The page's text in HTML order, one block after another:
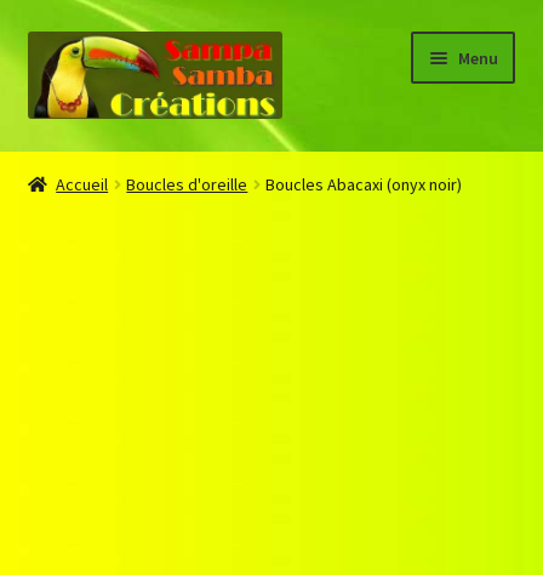
Aller
la
Aller
au
contenu
Menu
Accueil
Accueil Boucles d'oreille Boucles Abacaxi (onyx noir)